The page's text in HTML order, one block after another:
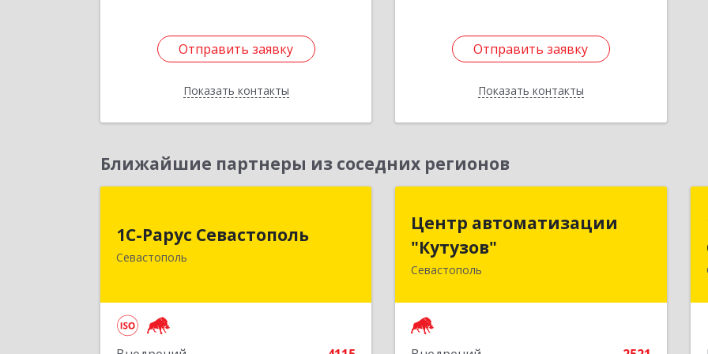
Отправить заявку
Показать контакты
Отправить заявку
Назад
Отправить заявку
Показать контакты
Отправить заявку
Назад
Ближайшие партнеры из соседних регионов
1С-Рарус Севастополь
Севастополь
299011, Севастополь г, Кулакова ул,
Подробнее
Центр автоматизации
"Кутузов"
Севастополь
"Кутузов"
299011, Севастополь г, Генерала